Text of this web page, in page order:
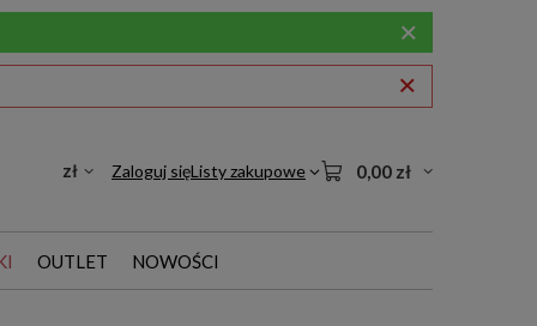
zł Zaloguj sięListy zakupowe 0,00 zł
OUTLET NOWOŚCI